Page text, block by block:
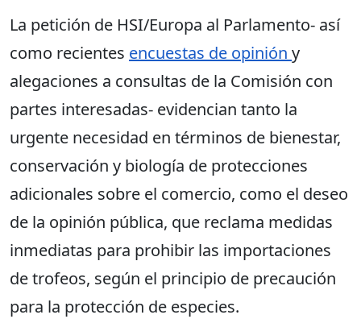
La petición de HSI/Europa al Parlamento- así
como recientes encuestas de opinión y
alegaciones a consultas de la Comisión con
partes interesadas- evidencian tanto la
urgente necesidad en términos de bienestar,
conservación y biología de protecciones
adicionales sobre el comercio, como el deseo
de la opinión pública, que reclama medidas
inmediatas para prohibir las importaciones
de trofeos, según el principio de precaución
para la protección de especies.